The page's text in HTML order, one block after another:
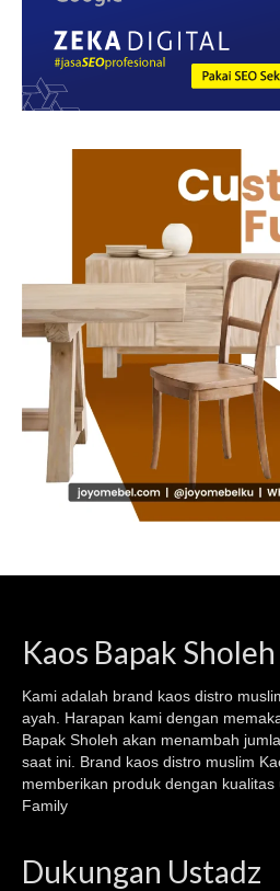
Kaos Bapak Sholeh
Kami adalah brand kaos distro
ayah. Harapan kami dengan
Bapak Sholeh akan menambah
saat ini. Brand kaos distro muslim
memberikan produk dengan
Family
Dukungan Ustadz